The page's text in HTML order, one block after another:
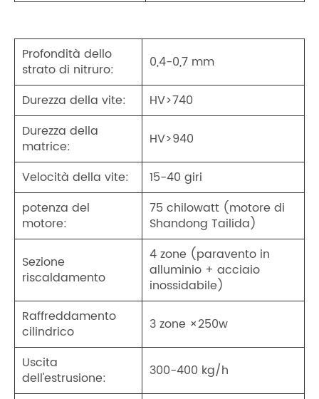
Profondità dello
strato di nitruro:
0,4-0,7 mm
Durezza della vite:
HV>740
Durezza della
matrice:
HV>940
Velocità della vite:
15-40 giri
potenza del
motore:
75 chilowatt (motore di
Shandong Tailida)
Sezione
riscaldamento
4 zone (paravento in
alluminio + acciaio
inossidabile)
Raffreddamento
cilindrico
3 zone ×250w
Uscita
dell'estrusione:
300-400 kg/h